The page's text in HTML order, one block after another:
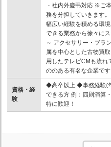
・社内外慶弔対応 ※ご
務を分担していきます
幅広い経験を積める環
できる業務から徐々に
～ アクセサリー・ブラ
属を中心とした古物買
用したテレビCMも流れ
ののある有名な企業です
資格・経
験
◆高卒以上 ◆事務経験(
できる方 例：四則演算
特に歓迎！